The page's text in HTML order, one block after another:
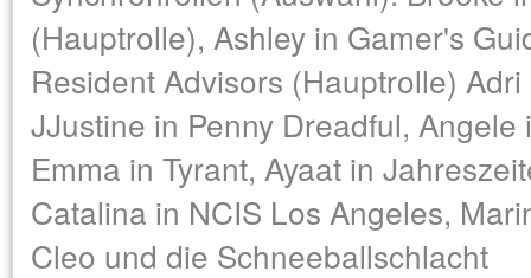
(Hauptrolle), Ashley in Gamer's
Resident Advisors (Hauptrolle)
JJustine in Penny Dreadful,
Emma in Tyrant, Ayaat in
Catalina in NCIS Los Angeles,
Cleo und die Schneeballschlacht